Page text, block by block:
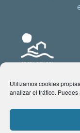
Utilizamos cookies
analizar el tráfico.